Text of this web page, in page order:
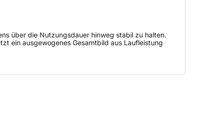
über die Nutzungsdauer hinweg stabil zu halten.
ein ausgewogenes Gesamtbild aus Laufleistung